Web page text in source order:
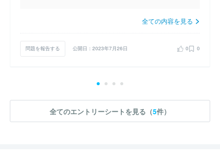
全ての内容を見る
問題を報告する 公開日：2023年7月26日 0 0
全てのエントリーシートを見る（5件）